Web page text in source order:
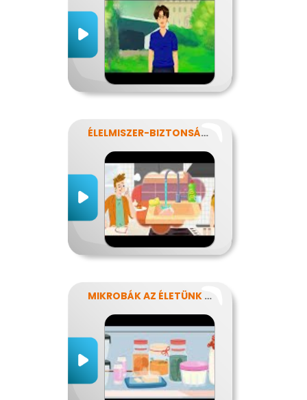
ÉLELMISZER-BIZTONSÁG, NÉBIH, EFSA
MIKROBÁK AZ ÉLETÜNK SZÁMOS TERÜLETÉN